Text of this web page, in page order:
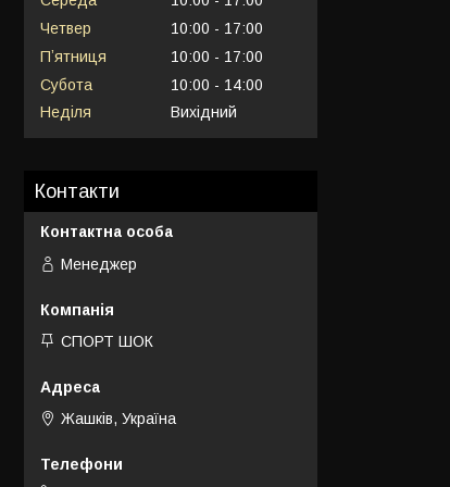
Четвер
10:00
17:00
Пʼятниця
10:00
17:00
Субота
10:00
14:00
Неділя
Вихідний
Контакти
Менеджер
СПОРТ ШОК
Жашків, Україна